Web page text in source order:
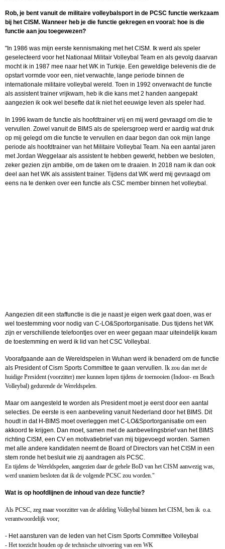
Rob, je bent vanuit de militaire volleybalsport in de PCSC functie werkzaam
bij het CISM. Wanneer heb je die functie gekregen en vooral: hoe is die
functie aan jou toegewezen?
"In 1986 was mijn eerste kennismaking met het CISM. Ik werd als speler
geselecteerd voor het Nationaal Militair Volleybal Team en als gevolg daarvan
mocht ik in 1987 mee naar het WK in Turkije. Een geweldige belevenis die de
opstart vormde voor een, niet verwachte, lange periode binnen de
internationale militaire volleybal wereld. Toen in 1992 onverwacht de functie
als assistent trainer vrijkwam, heb ik die kans met 2 handen aangepakt
aangezien ik ook wel besefte dat ik niet het eeuwige leven als speler had.
In 1996 kwam de functie als hoofdtrainer vrij en mij werd gevraagd om die te
vervullen. Zowel vanuit de BIMS als de spelersgroep werd er aardig wat druk
op mij gelegd om die functie te vervullen en daar begon dan ook mijn lange
periode als hoofdtrainer van het Militaire Volleybal Team. Na een aantal jaren
met Jordan Weggelaar als assistent te hebben gewerkt, hebben we besloten,
zeker gezien zijn ambitie, om de taken om te draaien. In 2018 nam ik dan ook
deel aan het WK als assistent trainer. Tijdens dat WK werd mij gevraagd om
eens na te denken over een functie als CSC member binnen het volleybal.
Aangezien dit een staffunctie is die je naast je eigen werk gaat doen, was er
wel toestemming voor nodig van C-LO&Sportorganisatie. Dus tijdens het WK
zijn er verschillende telefoontjes over en weer gegaan maar uiteindelijk kwam
de toestemming en werd ik lid van het CSC Volleybal.
Voorafgaande aan de Wereldspelen in Wuhan werd ik benaderd om de functie
als President of Cism Sports Committee te gaan vervullen. Ik zou dan met de
huidige President (voorzitter) mee kunnen lopen tijdens de toernooien (Indoor- en Beach
Volleybal) gedurende de Wereldspelen.
Maar om aangesteld te worden als President moet je eerst door een aantal
selecties. De eerste is een aanbeveling vanuit Nederland door het BIMS. Dit
houdt in dat H-BIMS moet overleggen met C-LO&Sportorganisatie om een
akkoord te krijgen. Dan moet, samen met de aanbevelingsbrief van het BIMS
richting CISM, een CV en motivatiebrief van mij bijgevoegd worden. Samen
met alle andere kandidaten neemt de Board of Directors van het CISM in een
stem ronde het besluit wie zij aandragen als PCSC.
En tijdens de Wereldspelen, aangezien daar de gehele BoD van het CISM aanwezig was,
werd unaniem besloten dat ik de volgende PCSC zou worden."
Wat is op hoofdlijnen de inhoud van deze functie?
Als PCSC, zeg maar voorzitter van de afdeling Volleybal binnen het CISM, ben ik o.a.
verantwoordelijk voor;
- Het aansturen van de leden van het Cism Sports Committee Volleybal
- Het toezicht houden op de technische uitvoering van een WK